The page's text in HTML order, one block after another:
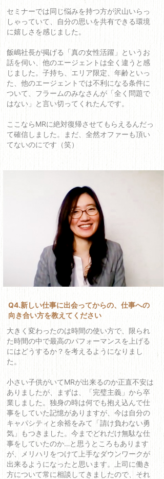
セミナーでは同じ悩みを持つ方が沢山いらっ
しゃっていて、自分の思いを共有できる環境
に嬉しさを感じました。
飯嶋社長が掲げる「真の女性活躍」というお
話を伺い、他のエージェントは全く違うと感
じました。子持ち、エリア限定、年齢といっ
た、他のエージェントでは不利になる条件に
ついて、フラームのみなさんが「全く問題で
はない」と言い切ってくれたんです。
ここならMRに絶対復帰させてもらえるんだっ
て確信しました。まだ、全然オファーも頂い
てないのにです（笑）
Q4.新しい仕事に出会ってからの、仕事への
向き合い方を教えてください
大きく変わったのは時間の使い方で、限られ
た時間の中で最高のパフォーマンスを上げる
にはどうするか？を考えるようになりまし
た。
小さい子供がいてMRが出来るのか正直不安は
ありましたが、まずは、「完璧主義」から卒
業しました。独身の時は何でも抱え込んで仕
事をしていた記憶がありますが、今は自分の
キャパシティと余裕をみて「請け負わない勇
気」もつきました。今までどれだけ無駄な仕
事をしていたのか…と思うところもあります
が、メリハリをつけて上手なダウンワークが
出来るようになったと思います。上司に働き
方について常に相談してきましたので、それ